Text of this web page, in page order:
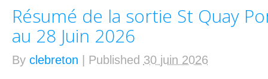
Résumé de la sortie St Quay
au 28 Juin 2026
By clebreton Published 30 juin 2026